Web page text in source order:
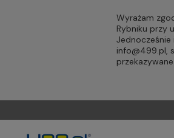
Wyrażam
Rybniku przy
info@499.pl,